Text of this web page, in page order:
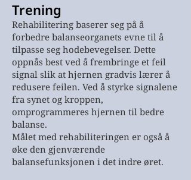
Trening
Rehabilitering baserer seg på å
forbedre balanseorganets evne til å
tilpasse seg hodebevegelser. Dette
oppnås best ved å frembringe et feil
signal slik at hjernen gradvis lærer å
redusere feilen. Ved å styrke signalene
fra synet og kroppen,
omprogrammeres hjernen til bedre
balanse.
Målet med rehabiliteringen er også å
øke den gjenværende
balansefunksjonen i det indre øret.